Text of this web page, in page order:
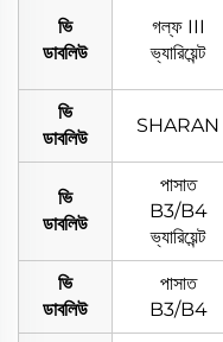
ভি
ডাবলিউ
গল্ফ III
ভ্যারিয়েন্ট
ভি
ডাবলিউ
SHARAN
ভি
ডাবলিউ
পাসাত
B3/B4
ভ্যারিয়েন্ট
ভি
ডাবলিউ
পাসাত
B3/B4